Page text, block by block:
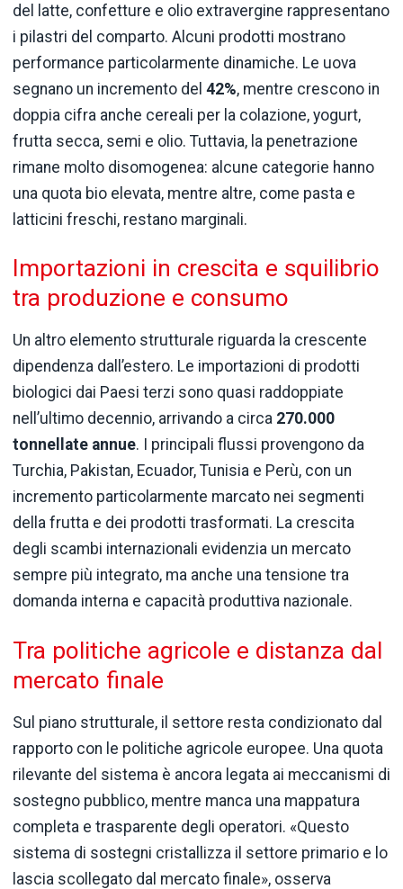
del latte, confetture e olio extravergine rappresentano
i pilastri del comparto. Alcuni prodotti mostrano
performance particolarmente dinamiche. Le uova
segnano un incremento del 42%, mentre crescono in
doppia cifra anche cereali per la colazione, yogurt,
frutta secca, semi e olio. Tuttavia, la penetrazione
rimane molto disomogenea: alcune categorie hanno
una quota bio elevata, mentre altre, come pasta e
latticini freschi, restano marginali.
Importazioni in crescita e squilibrio
tra produzione e consumo
Un altro elemento strutturale riguarda la crescente
dipendenza dall’estero. Le importazioni di prodotti
biologici dai Paesi terzi sono quasi raddoppiate
nell’ultimo decennio, arrivando a circa 270.000
tonnellate annue. I principali flussi provengono da
Turchia, Pakistan, Ecuador, Tunisia e Perù, con un
incremento particolarmente marcato nei segmenti
della frutta e dei prodotti trasformati. La crescita
degli scambi internazionali evidenzia un mercato
sempre più integrato, ma anche una tensione tra
domanda interna e capacità produttiva nazionale.
Tra politiche agricole e distanza dal
mercato finale
Sul piano strutturale, il settore resta condizionato dal
rapporto con le politiche agricole europee. Una quota
rilevante del sistema è ancora legata ai meccanismi di
sostegno pubblico, mentre manca una mappatura
completa e trasparente degli operatori. «Questo
sistema di sostegni cristallizza il settore primario e lo
lascia scollegato dal mercato finale», osserva